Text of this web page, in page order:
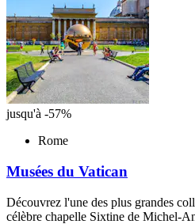
jusqu'à -57%
Rome
Musées du Vatican
Découvrez l'une des plus grandes
célèbre chapelle Sixtine de Michel-